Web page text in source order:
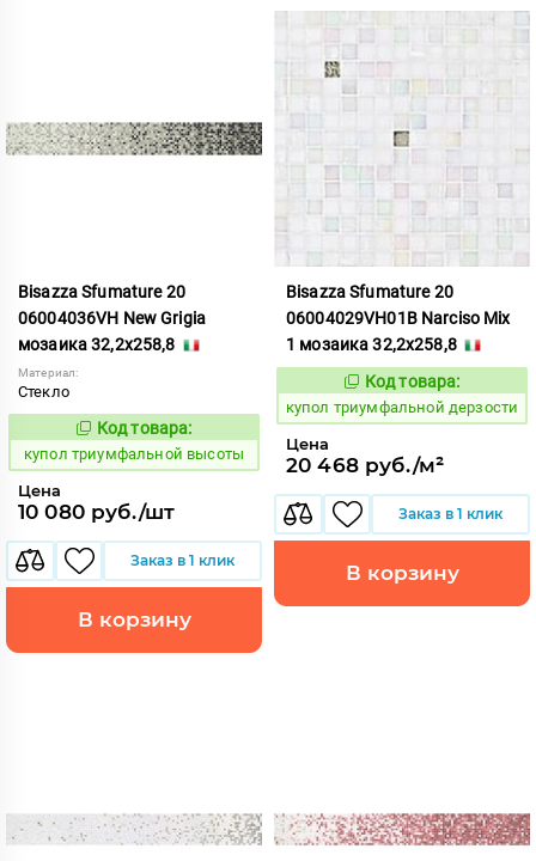
Bisazza Sfumature 20
06004036VH New Grigia
мозаика 32,2x258,8
Материал:
Стекло
856757
Код товара:
купол триумфальной высоты
Цена
10 080 руб./шт
Заказ в 1 клик
В корзину
Bisazza Sfumature 20
06004029VH01B Narciso Mix
1 мозаика 32,2x258,8
856770
Код товара:
купол триумфальной дерзости
Цена
20 468 руб./м²
Заказ в 1 клик
В корзину